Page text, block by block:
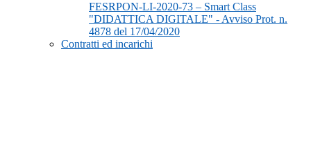
FESRPON-LI-2020-73 – Smart Class
"DIDATTICA DIGITALE" - Avviso Prot. n.
4878 del 17/04/2020
Contratti ed incarichi